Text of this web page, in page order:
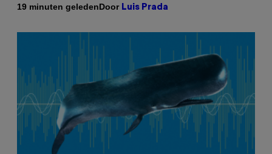
19 minuten geledenDoor Luis Prada